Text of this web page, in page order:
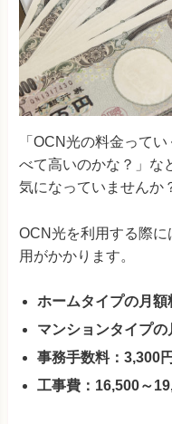
「OCN光の料金って
べて高いのかな？」な
気になっていませんか
OCN光を利用する際
用がかかります。
ホームタイプの月額
マンションタイプの
事務手数料：3,300円
工事費：16,500～